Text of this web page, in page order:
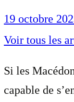
19 octobre
Voir tous les
Si les
capable de